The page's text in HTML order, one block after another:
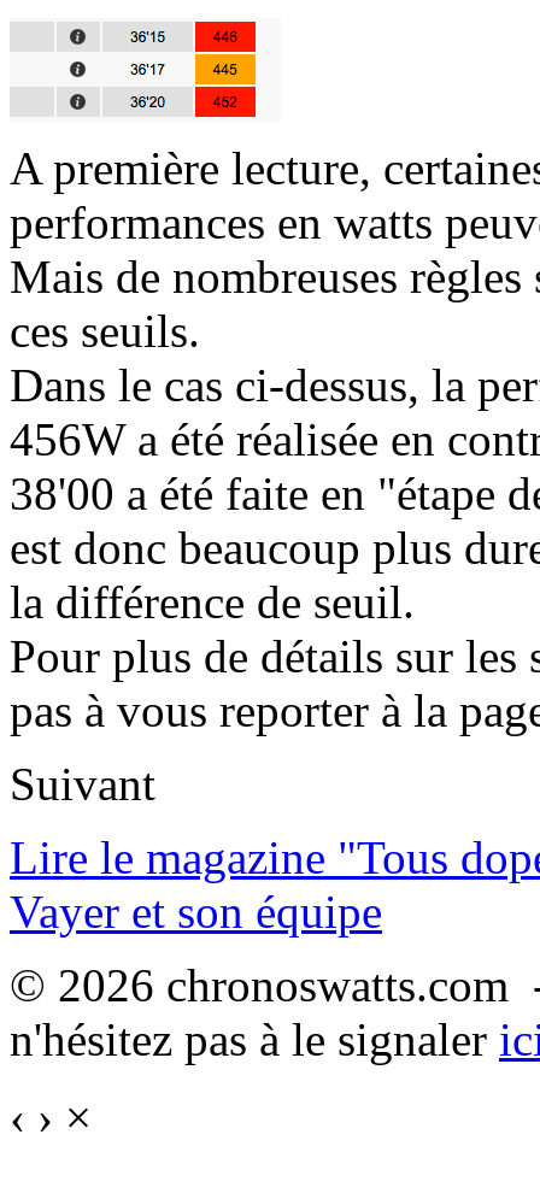
A première lecture,
performances en watts
Mais de nombreuses
ces seuils.
Dans le cas ci-dessus, la
456W a été réalisée en
38'00 a été faite en "étape
est donc beaucoup plus
la différence de seuil.
Pour plus de détails sur les
pas à vous reporter à la
Suivant
Lire le magazine "Tous
Vayer et son équipe
© 2026
n'hésitez pas à le signaler
‹ › ×